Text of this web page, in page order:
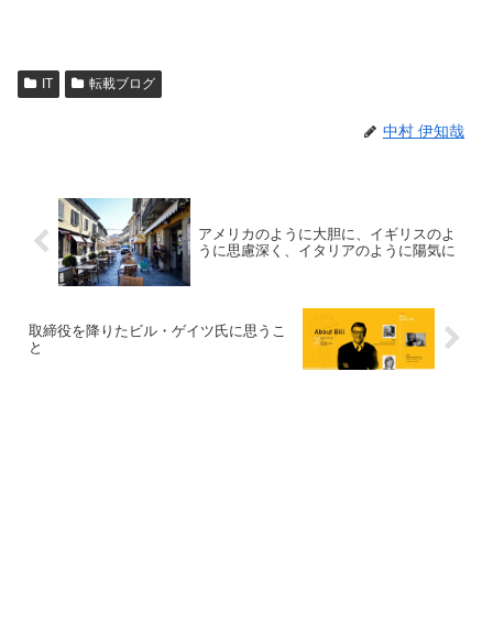
IT 転載ブログ
中村 伊知哉
アメリカのように大胆に、イギリスのよ
うに思慮深く、イタリアのように陽気に
取締役を降りたビル・ゲイツ氏に思うこ
と